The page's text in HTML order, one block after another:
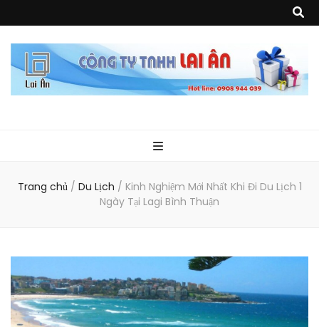
Ân
phẩm về nhựa như áo mưa, túi nhựa, handger…Đặc biệt là các sản phẩm
từ MICA, MDF, FORMAT như tủ trưng bày, quầy, kệ, Tray…
Trang chủ / Du Lịch / Kinh Nghiệm Mới Nhất Khi Đi Du Lịch 1
Ngày Tại Lagi Bình Thuận